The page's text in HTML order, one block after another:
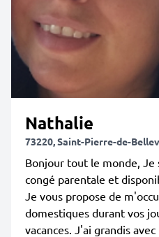
Nathalie
73220, Saint-Pierre-de-
Bonjour tout le monde, Je
congé parentale et
Je vous propose de
domestiques durant vos
vacances. J'ai grandis